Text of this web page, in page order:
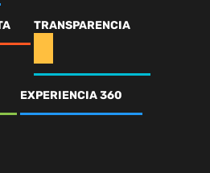
TRANSPARENCIA
EXPERIENCIA 360